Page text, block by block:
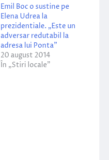
Emil Boc o sustine pe
Elena Udrea la
prezidentiale. „Este un
adversar redutabil la
adresa lui Ponta”
20 august 2014
În „Stiri locale”